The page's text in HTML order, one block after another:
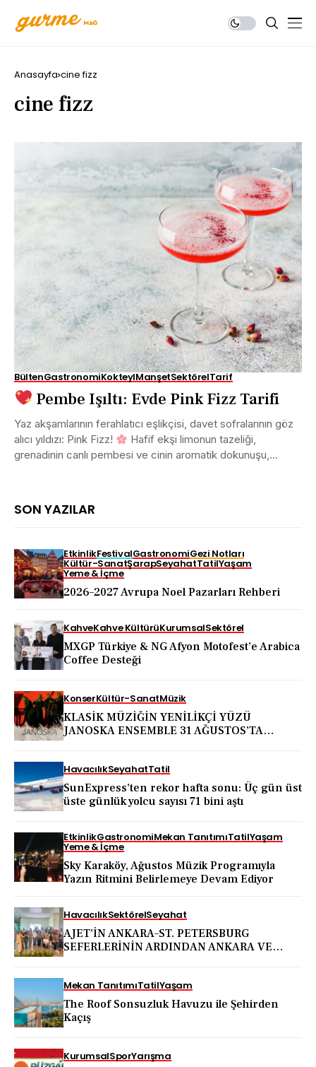
Anasayfa cine fizz
cine fizz
BültenGastronomiKokteylManşetSektörelTarif
Pembe Işıltı: Evde Pink Fizz Tarifi
Yaz akşamlarının ferahlatıcı eşlikçisi, davet sofralarının göz
alıcı yıldızı: Pink Fizz!
Hafif ekşi limonun tazeliği,
grenadinin canlı pembesi ve cinin aromatik dokunuşu,...
SON YAZILAR
EtkinlikFestivalGastronomiGezi Notları
Kültür-SanatŞarapSeyahatTatilYaşam
Yeme & İçme
2026–2027 Avrupa Noel Pazarları Rehberi
KahveKahve KültürüKurumsalSektörel
MXGP Türkiye & NG Afyon Motofest’e Arabica
Coffee Desteği
KonserKültür-SanatMüzik
KLASİK MÜZİĞİN YENİLİKÇİ YÜZÜ
JANOSKA ENSEMBLE 31 AĞUSTOS’TA
HavacılıkSeyahatTatil
SunExpress’ten rekor hafta sonu: Üç gün üst
üste günlük yolcu sayısı 71 bini aştı
EtkinlikGastronomiMekan TanıtımıTatilYaşam
Yeme & İçme
Sky Karaköy, Ağustos Müzik Programıyla
Yazın Ritmini Belirlemeye Devam Ediyor
HavacılıkSektörelSeyahat
AJET’İN ANKARA–ST. PETERSBURG
SEFERLERİNİN ARDINDAN ANKARA VE
Mekan TanıtımıTatilYaşam
The Roof Sonsuzluk Havuzu ile Şehirden
Kaçış
KurumsalSporYarışma